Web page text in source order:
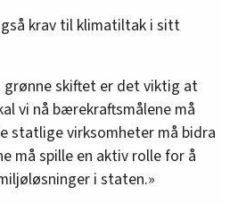
krav til klimatiltak i sitt
grønne skiftet er det viktig at
vi nå bærekraftsmålene må
statlige virksomheter må bidra
må spille en aktiv rolle for å
i staten.»